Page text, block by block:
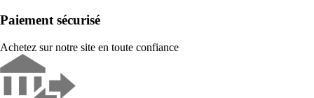
Paiement sécurisé
Achetez sur notre site en toute confiance